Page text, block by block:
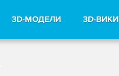
3D-МОДЕЛИ 3D-ВИКИ